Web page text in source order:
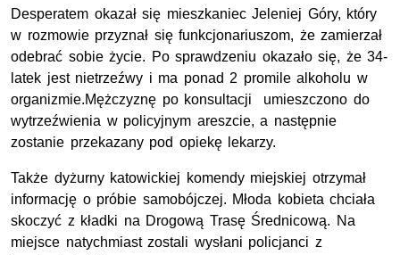
Desperatem okazał się mieszkaniec Jeleniej Góry, który
w rozmowie przyznał się funkcjonariuszom, że zamierzał
odebrać sobie życie. Po sprawdzeniu okazało się, że 34-
latek jest nietrzeźwy i ma ponad 2 promile alkoholu w
organizmie.Mężczyznę po konsultacji umieszczono do
wytrzeźwienia w policyjnym areszcie, a następnie
zostanie przekazany pod opiekę lekarzy.
Także dyżurny katowickiej komendy miejskiej otrzymał
informację o próbie samobójczej. Młoda kobieta chciała
skoczyć z kładki na Drogową Trasę Średnicową. Na
miejsce natychmiast zostali wysłani policjanci z